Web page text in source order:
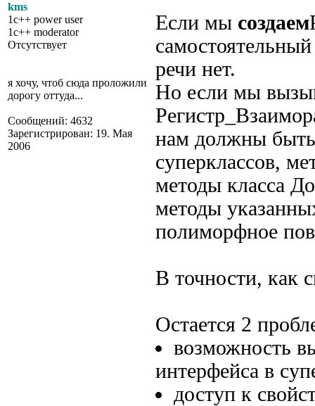
kms
1c++ power user
1c++ moderator
Отсутствует
я хочу, чтоб сюда проложили
дорогу оттуда...
Сообщений: 4632
Зарегистрирован: 19. Мая
2006
Если мы создаем
речи нет.
Но если мы
нам должны
суперклассов,
методы класса
методы
полиморфное
В точности, как
Остается 2
возможность
интерфейса в
доступ к